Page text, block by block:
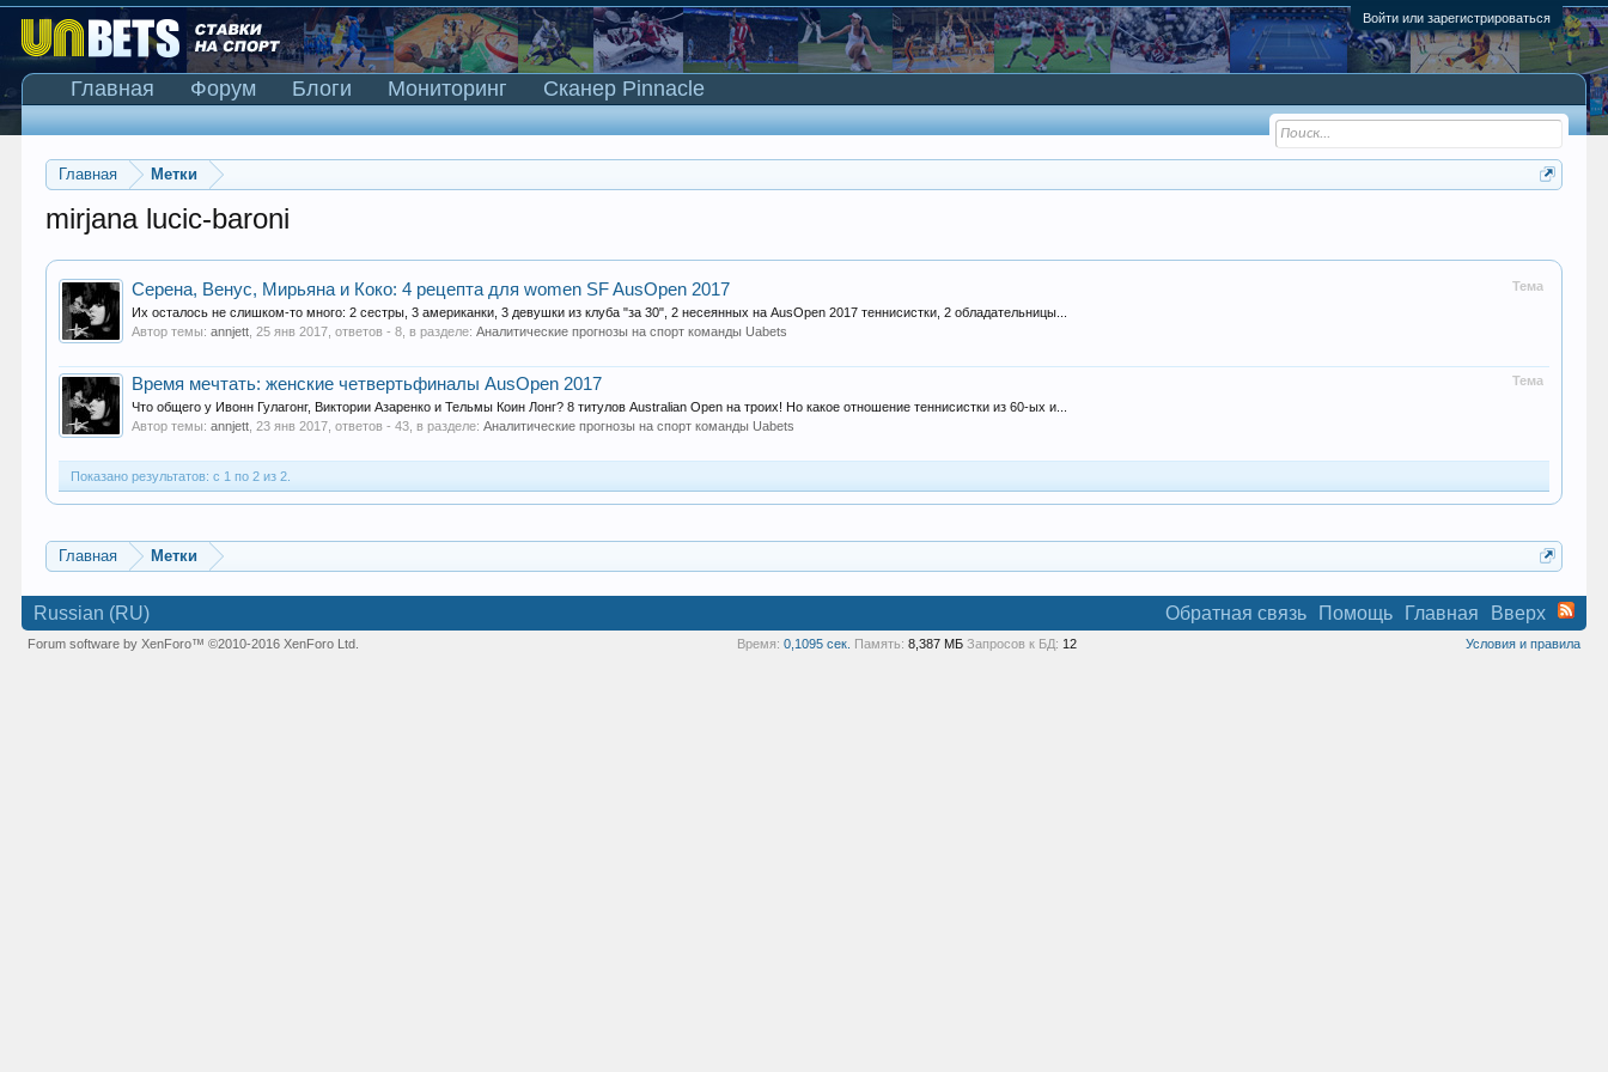
Войти или зарегистрироваться
Главная Метки
mirjana lucic-baroni
Тема
Серена, Венус, Мирьяна и Коко: 4 рецепта для women SF AusOpen 2017
Их осталось не слишком-то много: 2 сестры, 3 американки, 3 девушки из клуба "за 30", 2 несеянных на AusOpen 2017 теннисистки, 2 обладательницы...
Автор темы:annjett ,25 янв 2017 , ответов - 8, в разделе:Аналитические прогнозы на спорт команды Uabets
Тема
Время мечтать: женские четвертьфиналы AusOpen 2017
Что общего у Ивонн Гулагонг, Виктории Азаренко и Тельмы Коин Лонг? 8 титулов Australian Open на троих! Но какое отношение теннисистки из 60-ых и...
Автор темы:annjett ,23 янв 2017 , ответов - 43, в разделе:Аналитические прогнозы на спорт команды Uabets
Показано результатов: с 1 по 2 из 2.
Главная Метки
Главная Форум Блоги Мониторинг Сканер Pinnacle
Russian (RU) Обратная связь Помощь Главная Вверх
Условия и правила
Forum software by XenForo™©2010-2016 XenForo Ltd. Время: 0,1095 сек. Память: 8,387 МБ Запросов к БД: 12